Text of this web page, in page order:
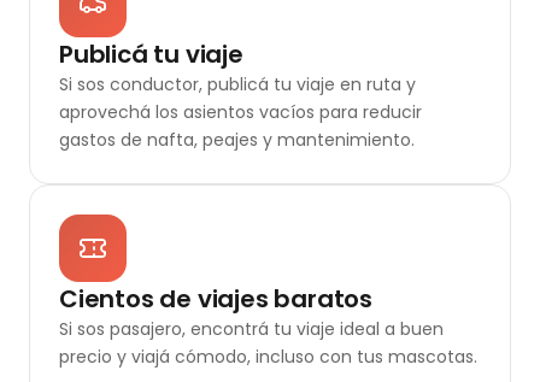
Publicá tu viaje
Si sos conductor, publicá tu viaje en ruta y
aprovechá los asientos vacíos para reducir
gastos de nafta, peajes y mantenimiento.
Cientos de viajes baratos
Si sos pasajero, encontrá tu viaje ideal a buen
precio y viajá cómodo, incluso con tus mascotas.